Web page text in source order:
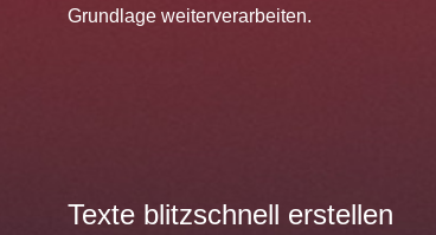
Grundlage weiterverarbeiten.
Texte blitzschnell erstellen